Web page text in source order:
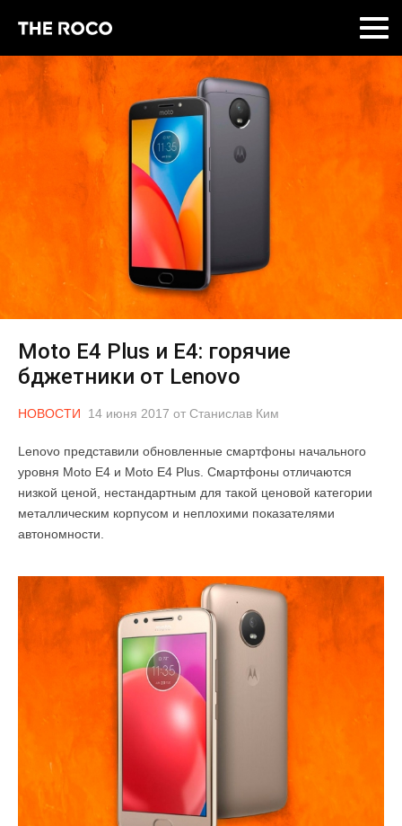
Moto E4 Plus и E4: горячие
бджетники от Lenovo
НОВОСТИ 14 июня 2017 от Станислав Ким
Lenovo представили обновленные смартфоны начального
уровня Moto E4 и Moto E4 Plus. Смартфоны отличаются
низкой ценой, нестандартным для такой ценовой категории
металлическим корпусом и неплохими показателями
автономности.